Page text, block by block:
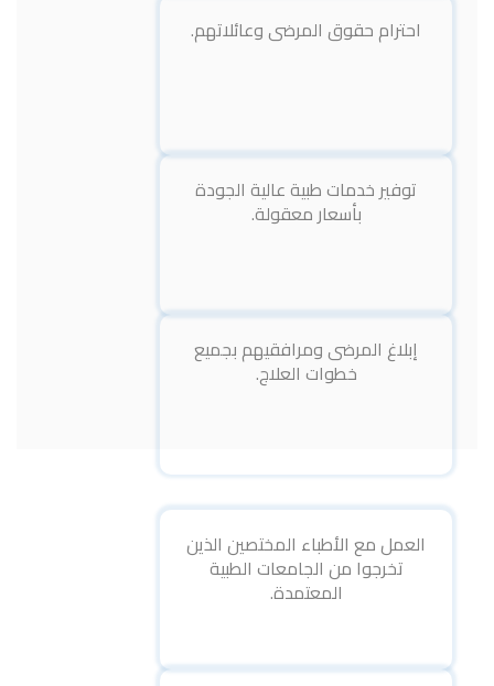
احترام حقوق المرضى وعائلاتهم.
توفير خدمات طبية عالية الجودة
بأسعار معقولة.
إبلاغ المرضى ومرافقيهم بجميع
خطوات العلاج.
العمل مع الأطباء المختصين الذين
تخرجوا من الجامعات الطبية
المعتمدة.